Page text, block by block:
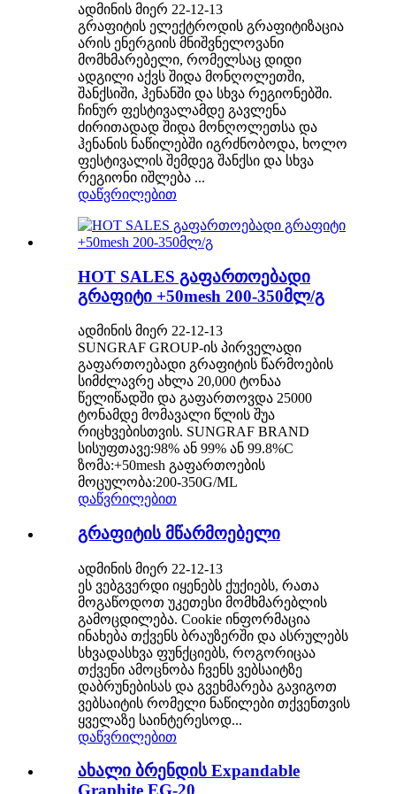
ადმინის მიერ 22-12-13
გრაფიტის ელექტროდის გრაფიტიზაცია
არის ენერგიის მნიშვნელოვანი
მომხმარებელი, რომელსაც დიდი
ადგილი აქვს შიდა მონღოლეთში,
შანქსიში, ჰენანში და სხვა რეგიონებში.
ჩინურ ფესტივალამდე გავლენა
ძირითადად შიდა მონღოლეთსა და
ჰენანის ნაწილებში იგრძნობოდა, ხოლო
ფესტივალის შემდეგ შანქსი და სხვა
რეგიონი იშლება ...
დაწვრილებით
HOT SALES გაფართოებადი
გრაფიტი +50mesh 200-350მლ/გ
ადმინის მიერ 22-12-13
SUNGRAF GROUP-ის პირველადი
გაფართოებადი გრაფიტის წარმოების
სიმძლავრე ახლა 20,000 ტონაა
წელიწადში და გაფართოვდა 25000
ტონამდე მომავალი წლის შუა
რიცხვებისთვის. SUNGRAF BRAND
სისუფთავე:98% ან 99% ან 99.8%C
ზომა:+50mesh გაფართოების
მოცულობა:200-350G/ML
დაწვრილებით
გრაფიტის მწარმოებელი
ადმინის მიერ 22-12-13
ეს ვებგვერდი იყენებს ქუქიებს, რათა
მოგაწოდოთ უკეთესი მომხმარებლის
გამოცდილება. Cookie ინფორმაცია
ინახება თქვენს ბრაუზერში და ასრულებს
სხვადასხვა ფუნქციებს, როგორიცაა
თქვენი ამოცნობა ჩვენს ვებსაიტზე
დაბრუნებისას და გვეხმარება გავიგოთ
ვებსაიტის რომელი ნაწილები თქვენთვის
ყველაზე საინტერესოდ...
დაწვრილებით
ახალი ბრენდის Expandable